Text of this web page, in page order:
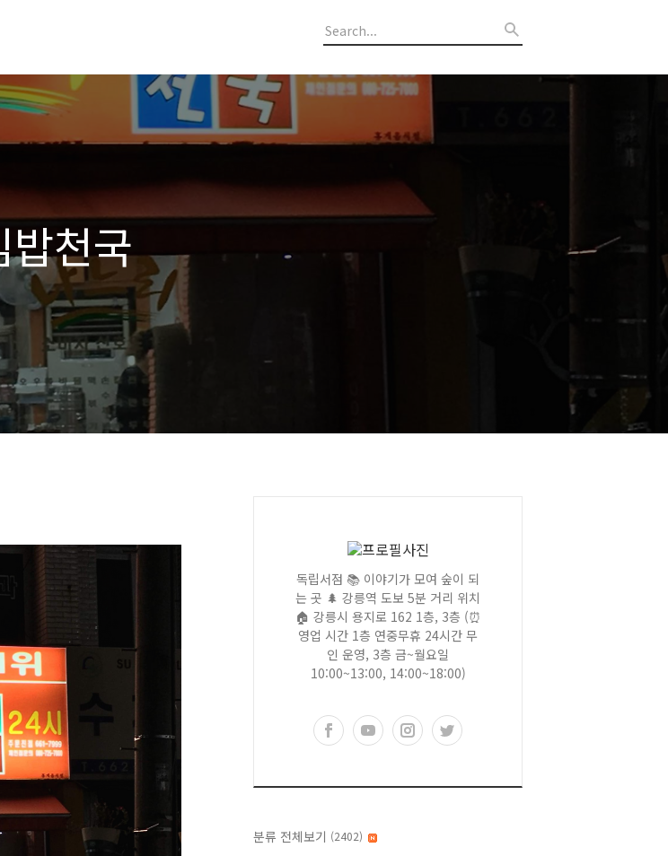
천국
독립서점 📚 이야기가 모여 숲이 되
는 곳 🌲 강릉역 도보 5분 거리 위치
🏠 강릉시 용지로 162 1층, 3층 (⏰
영업 시간 1층 연중무휴 24시간 무
인 운영, 3층 금~월요일
10:00~13:00, 14:00~18:00)
분류 전체보기 (2402)